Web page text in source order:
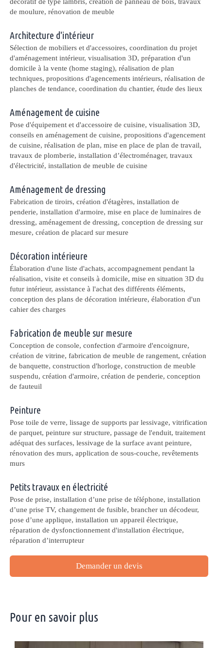
de moulure, rénovation de meuble
Architecture d'intérieur
Sélection de mobiliers et d'accessoires, coordination du projet
d'aménagement intérieur, visualisation 3D, préparation d'un
domicile à la vente (home staging), réalisation de plan
techniques, propositions d'agencements intérieurs, réalisation de
planches de tendance, coordination du chantier, étude des lieux
Aménagement de cuisine
Pose d'équipement et d'accessoire de cuisine, visualisation 3D,
conseils en aménagement de cuisine, propositions d'agencement
de cuisine, réalisation de plan, mise en place de plan de travail,
travaux de plomberie, installation d’électroménager, travaux
d'électricité, installation de meuble de cuisine
Aménagement de dressing
Fabrication de tiroirs, création d'étagères, installation de
penderie, installation d'armoire, mise en place de luminaires de
dressing, aménagement de dressing, conception de dressing sur
mesure, création de placard sur mesure
Décoration intérieure
Élaboration d'une liste d'achats, accompagnement pendant la
réalisation, visite et conseils à domicile, mise en situation 3D du
futur intérieur, assistance à l'achat des différents éléments,
conception des plans de décoration intérieure, élaboration d'un
cahier des charges
Fabrication de meuble sur mesure
Conception de console, confection d'armoire d'encoignure,
création de vitrine, fabrication de meuble de rangement, création
de banquette, construction d'horloge, construction de meuble
suspendu, création d'armoire, création de penderie, conception
de fauteuil
Peinture
Pose toile de verre, lissage de supports par lessivage, vitrification
de parquet, peinture sur structure, passage de l'enduit, traitement
adéquat des surfaces, lessivage de la surface avant peinture,
rénovation des murs, application de sous-couche, revêtements
murs
Petits travaux en électricité
Pose de prise, installation d’une prise de téléphone, installation
d’une prise TV, changement de fusible, brancher un décodeur,
pose d’une applique, installation un appareil électrique,
réparation de dysfonctionnement d'installation électrique,
réparation d’interrupteur
Demander un devis
Pour en savoir plus